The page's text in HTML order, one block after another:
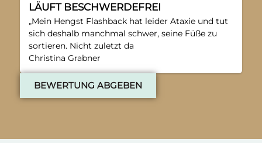
LÄUFT BESCHWERDEFREI
„Mein Hengst Flashback hat leider Ataxie und tut
sich deshalb manchmal schwer, seine Füße zu
sortieren. Nicht zuletzt da
Christina Grabner
BEWERTUNG ABGEBEN